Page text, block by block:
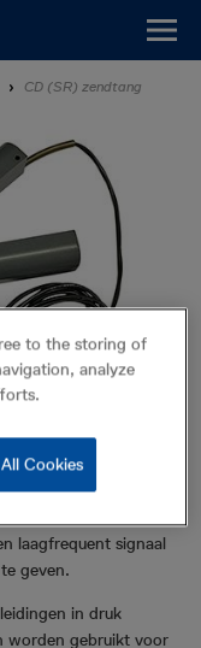
CD (SR) zendtang
laagfrequent signaal
geven.
in druk
worden gebruikt voor
to the storing of
analyze
Cookies